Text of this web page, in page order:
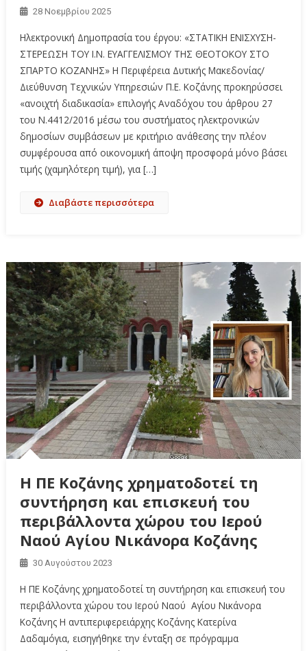
28 Νοεμβρίου 2025
Ηλεκτρονική Δημοπρασία του έργου: «ΣΤΑΤΙΚΗ ΕΝΙΣΧΥΣΗ-
ΣΤΕΡΕΩΣΗ ΤΟΥ Ι.Ν. ΕΥΑΓΓΕΛΙΣΜΟΥ ΤΗΣ ΘΕΟΤΟΚΟΥ ΣΤΟ
ΣΠΑΡΤΟ ΚΟΖΑΝΗΣ» Η Περιφέρεια Δυτικής Μακεδονίας/
Διεύθυνση Τεχνικών Υπηρεσιών Π.Ε. Κοζάνης προκηρύσσει
«ανοιχτή διαδικασία» επιλογής Αναδόχου του άρθρου 27
του Ν.4412/2016 μέσω του συστήματος ηλεκτρονικών
δημοσίων συμβάσεων με κριτήριο ανάθεσης την πλέον
συμφέρουσα από οικονομική άποψη προσφορά μόνο βάσει
τιμής (χαμηλότερη τιμή), για […]
Διαβάστε περισσότερα
Η ΠΕ Κοζάνης χρηματοδοτεί τη
συντήρηση και επισκευή του
περιβάλλοντα χώρου του Ιερού
Ναού Αγίου Νικάνορα Κοζάνης
30 Αυγούστου 2023
Η ΠΕ Κοζάνης χρηματοδοτεί τη συντήρηση και επισκευή του
περιβάλλοντα χώρου του Ιερού Ναού Αγίου Νικάνορα
Κοζάνης Η αντιπεριφερειάρχης Κοζάνης Κατερίνα
Δαδαμόγια, εισηγήθηκε την ένταξη σε πρόγραμμα